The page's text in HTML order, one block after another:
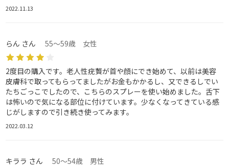
2022.11.13
らん さん 55～59歳 女性
2度目の購入です。老人性疣贅が首や顔にでき始めて、以前は美容
皮膚科で取ってもらってましたがお金もかかるし、又できるしでい
たちごっこでしたので、こちらのスプレーを使い始めました。舌下
は怖いので気になる部位に付けています。少なくなってきている感
じがしますので引き続き使ってみます。
2022.03.12
キララ さん 50～54歳 男性